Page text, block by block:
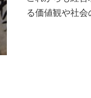
る価値観や社会